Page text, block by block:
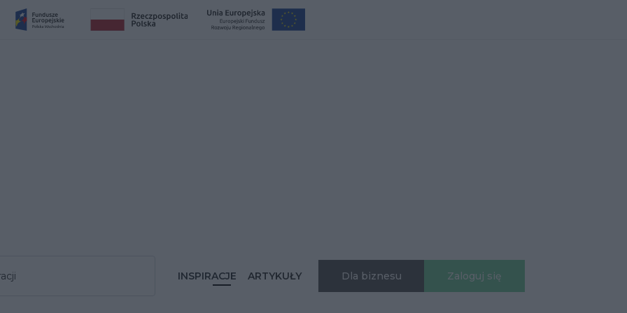
INSPIRACJE ARTYKUŁY Dla biznesu Zaloguj się